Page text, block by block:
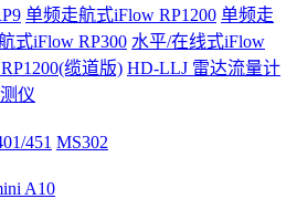
单频走航式iFlow RP1200 单频走
式iFlow RP300 水平/在线式iFlow
缆道版) HD-LLJ 雷达流量计
仪
451 MS302
A10